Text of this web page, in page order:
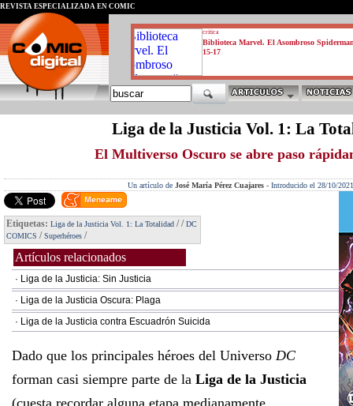
critica
Biblioteca Marvel. El Asombroso
15-17
REVISTA ESPECIALIZADA EN CÓMIC
Liga de la Justicia Vol. 1: La
El Multiverso Oscuro se abre paso
Un artículo de José María Pérez Cuajares- Introducido el 28/10/2021
Etiquetas: Liga de la Justicia Vol. 1: La Totalidad //DC
COMICS /Superhéroes /
Artículos relacionados
· Liga de la Justicia: Sin Justicia
· Liga de la Justicia Oscura: Plaga
· Liga de la Justicia contra Escuadrón Suicida
Dado que los principales héroes del Universo DC
forman casi siempre parte de la Liga de la Justicia
(cuesta recordar alguna etapa medianamente